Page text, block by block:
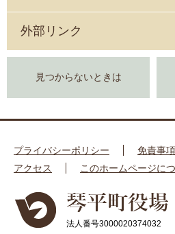
外部リンク
見つからないときは
プライバシーポリシー
免責事
アクセス
このホームページに
法人番号3000020374032